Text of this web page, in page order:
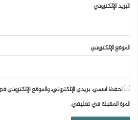
البريد الإلكتروني
الموقع الإلكتروني
احفظ اسمي، بريدي الإلكتروني، والموقع
المرة المقبلة في تعليقي.